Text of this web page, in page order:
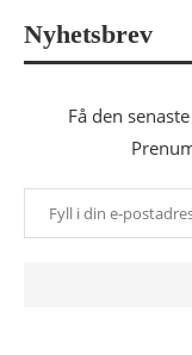
Nyhetsbrev
Få den